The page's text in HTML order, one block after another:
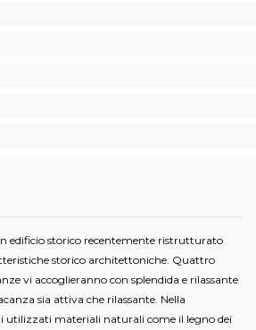
edificio storico recentemente ristrutturato
storico architettoniche. Quattro
vi accoglieranno con splendida e rilassante
sia attiva che rilassante. Nella
utilizzati materiali naturali come il legno dei